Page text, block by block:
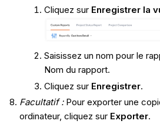
Cliquez sur Enregistrer la
Saisissez un nom pour le
Nom du rapport.
Cliquez sur Enregistrer.
Facultatif :Pour exporter une
ordinateur, cliquez sur Exporter.